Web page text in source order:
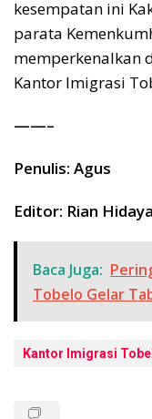
kesempatan ini
parata
memperkenalkan
Kantor Imigrasi
——–
Penulis: Agus
Editor: Rian
Baca Juga:
Tobelo Gelar
Kantor Imigrasi